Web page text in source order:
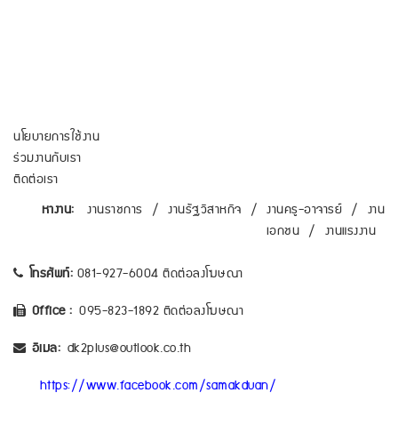
นโยบายการใช้งาน
ร่วมงานกับเรา
ติดต่อเรา
หางาน:
งานราชการ / งานรัฐวิสาหกิจ / งานครู-อาจารย์ / งาน
เอกชน / งานแรงงาน
โทรศัพท์: 081-927-6004 ติดต่อลงโฆษณา
Office : 095-823-1892 ติดต่อลงโฆษณา
อีเมล: dk2plus@outlook.co.th
https://www.facebook.com/samakduan/